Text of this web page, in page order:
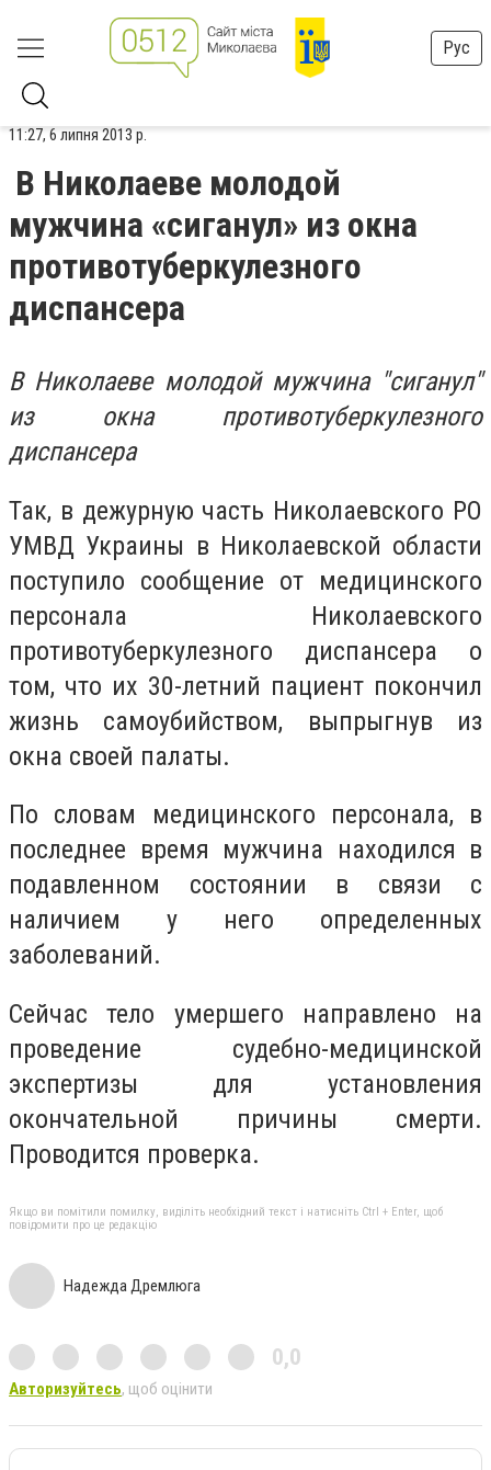
Рус
11:27, 6 липня 2013 р.
В Николаеве молодой
мужчина «сиганул» из окна
противотуберкулезного
диспансера
В Николаеве молодой мужчина "сиганул"
из окна противотуберкулезного
диспансера
Так, в дежурную часть Николаевского РО
УМВД Украины в Николаевской области
поступило сообщение от медицинского
персонала Николаевского
противотуберкулезного диспансера о
том, что их 30-летний пациент покончил
жизнь самоубийством, выпрыгнув из
окна своей палаты.
По словам медицинского персонала, в
последнее время мужчина находился в
подавленном состоянии в связи с
наличием у него определенных
заболеваний.
Сейчас тело умершего направлено на
проведение судебно-медицинской
экспертизы для установления
окончательной причины смерти.
Проводится проверка.
Якщо ви помітили помилку, виділіть необхідний текст і натисніть Ctrl + Enter, щоб
повідомити про це редакцію
Надежда Дремлюга
0,0
Авторизуйтесь, щоб оцінити